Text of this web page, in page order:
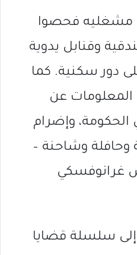
مشغليه فحصوا
وقنابل يدوية
دور سكنية. كما
عن
الحكومة، وإضرام
وحافلة وشاحنة –
غرانوفسكي
سلسلة قضايا